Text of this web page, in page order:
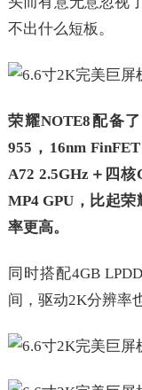
不出什么短板。
荣耀NOTE8配备
955，16nm
A72 2.5GHz＋四
MP4 GPU，比起
率更高。
同时搭配4GB
间，驱动2K分辨率